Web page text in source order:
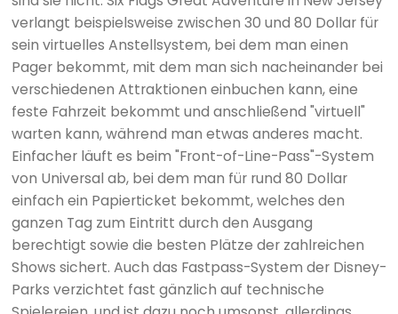
verlangt beispielsweise zwischen 30 und 80 Dollar für
sein virtuelles Anstellsystem, bei dem man einen
Pager bekommt, mit dem man sich nacheinander bei
verschiedenen Attraktionen einbuchen kann, eine
feste Fahrzeit bekommt und anschließend "virtuell"
warten kann, während man etwas anderes macht.
Einfacher läuft es beim "Front-of-Line-Pass"-System
von Universal ab, bei dem man für rund 80 Dollar
einfach ein Papierticket bekommt, welches den
ganzen Tag zum Eintritt durch den Ausgang
berechtigt sowie die besten Plätze der zahlreichen
Shows sichert. Auch das Fastpass-System der Disney-
Parks verzichtet fast gänzlich auf technische